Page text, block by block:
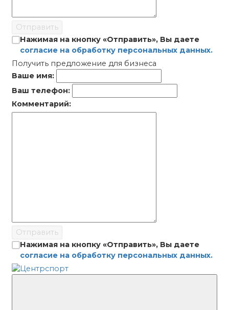
Отправить
Нажимая на кнопку «Отправить», Вы даете
согласие на обработку персональных данных.
Получить предложение для бизнеса
Ваше имя:
Ваш телефон:
Комментарий:
Отправить
Нажимая на кнопку «Отправить», Вы даете
согласие на обработку персональных данных.